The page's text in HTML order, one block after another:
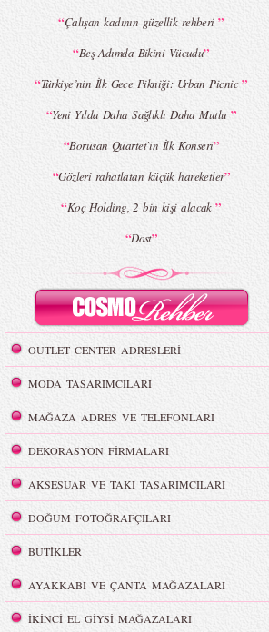
“Çalışan kadının güzellik rehberi”
“Beş Adımda Bikini Vücudu”
“Türkiye’nin İlk Gece Pikniği: Urban Picnic”
“Yeni Yılda Daha Sağlıklı Daha Mutlu ”
“Borusan Quartet`in İlk Konseri”
“Gözleri rahatlatan küçük hareketler”
“Koç Holding, 2 bin kişi alacak”
“Dost”
OUTLET CENTER ADRESLERİ
MODA TASARIMCILARI
MAĞAZA ADRES VE TELEFONLARI
DEKORASYON FİRMALARI
AKSESUAR VE TAKI TASARIMCILARI
DOĞUM FOTOĞRAFÇILARI
BUTİKLER
AYAKKABI VE ÇANTA MAĞAZALARI
İKİNCİ EL GİYSİ MAĞAZALARI